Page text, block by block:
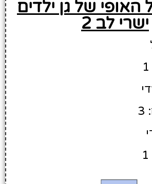
של גן ילדים
ישרי לב 2